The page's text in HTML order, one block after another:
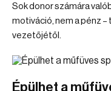
Sok donor számára
motiváció, nem a pénz
vezetőjétől.
Épülhet a